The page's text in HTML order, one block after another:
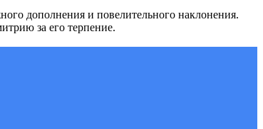
дополнения и повелительного наклонения.
за его терпение.